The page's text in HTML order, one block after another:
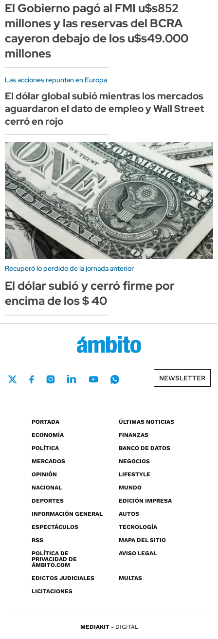
El Gobierno pagó al FMI u$s852
millones y las reservas del BCRA
cayeron debajo de los u$s49.000
millones
Las acciones repuntan en Europa
El dólar global subió mientras los mercados
aguardaron el dato de empleo y Wall Street
cerró en rojo
Recuperó lo perdido de la jornada anterior
El dólar subió y cerró firme por
encima de los $ 40
NEWSLETTER
PORTADA
ÚLTIMAS NOTICIAS
ECONOMÍA
FINANZAS
POLÍTICA
BANCO DE DATOS
MERCADOS
NEGOCIOS
OPINIÓN
LIFESTYLE
NACIONAL
MUNDO
DEPORTES
EDICIÓN IMPRESA
INFORMACIÓN GENERAL
AUTOS
ESPECTÁCULOS
TECNOLOGÍA
RSS
MAPA DEL SITIO
POLÍTICA DE
PRIVACIDAD DE
ÁMBITO.COM
AVISO LEGAL
EDICTOS JUDICIALES
MULTAS
LICITACIONES
MEDIAKIT DIGITAL